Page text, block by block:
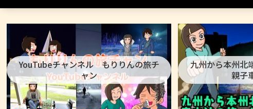
YouTubeチャンネル もりりんの旅チ
ャン
九州から本州
親子